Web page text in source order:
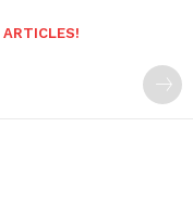
ARTICLES!